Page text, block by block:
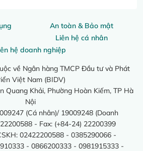
An toàn & Bảo mật
Liên hệ cá nhân
hệ doanh nghiệp
về Ngân hàng TMCP Đầu tư và Phát
Việt Nam (BIDV)
Quang Khải, Phường Hoàn Kiếm, TP Hà
Nội
(Cá nhân)/ 19009248 (Doanh
- Fax: (+84-24) 22200399
02422200588 - 0385290066 -
- 0866200333 - 0981915333 -